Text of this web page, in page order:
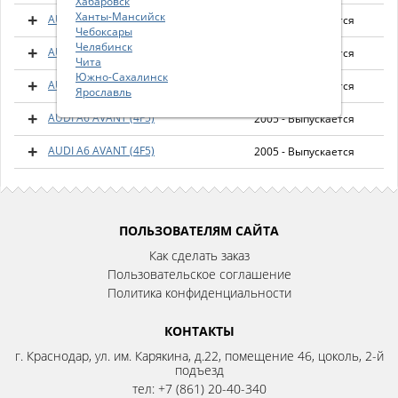
AUDI A6 AVANT (4F5) 2005 - Выпускается
AUDI A6 AVANT (4F5) 2005 - Выпускается
AUDI A6 AVANT (4F5) 2005 - Выпускается
AUDI A6 AVANT (4F5) 2005 - Выпускается
AUDI A6 AVANT (4F5) 2005 - Выпускается
ПОЛЬЗОВАТЕЛЯМ САЙТА
Как сделать заказ
Пользовательское соглашение
Политика конфиденциальности
КОНТАКТЫ
г. Краснодар, ул. им. Карякина, д.22, помещение 46, цоколь, 2-й
подъезд
тел: +7 (861) 20-40-340
Ханты-Мансийск
Чебоксары
Челябинск
Чита
Южно-Сахалинск
Ярославль